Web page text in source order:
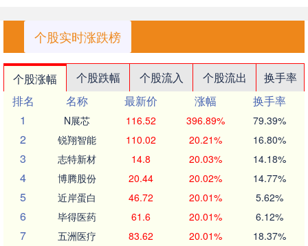
个股实时涨跌榜
个股涨幅 个股跌幅 个股流入 个股流出
换手率
排名
名称 最新价 涨幅
换手率
1
N展芯 116.52 396.89% 79.39%
2 锐翔智能 110.02 20.21% 16.80%
3 志特新材 14.8 20.03% 14.18%
4 博腾股份 20.44 20.02% 14.77%
5 近岸蛋白 46.72 20.01% 5.62%
6 毕得医药 61.6 20.01% 6.12%
7 五洲医疗 83.62 20.01% 18.37%